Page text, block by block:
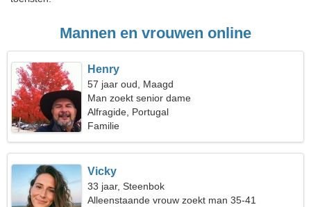
Mannen en vrouwen online
Henry
57 jaar oud, Maagd
Man zoekt senior dame
Alfragide, Portugal
Familie
Vicky
33 jaar, Steenbok
Alleenstaande vrouw zoekt man 35-41